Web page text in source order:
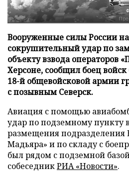
Вооруженные силы России
сокрушительный удар по
объекту взвода операторов
Херсоне, сообщил боец
18-й общевойсковой армии
с позывным Северск.
Авиация с помощью
удар по подземному пункту
размещения подразделения
Мадьяра» и по складу с
был рядом с подземной
собеседникРИА «Новости».